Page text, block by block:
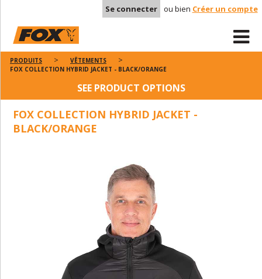
Se connecter ou bien Créer un compte
PRODUITS
VÊTEMENTS
FOX COLLECTION HYBRID JACKET - BLACK/ORANGE
SEE PRODUCT OPTIONS
FOX COLLECTION HYBRID JACKET -
BLACK/ORANGE